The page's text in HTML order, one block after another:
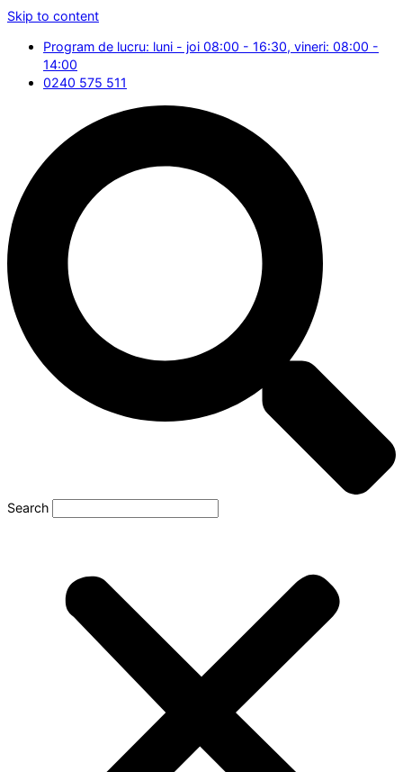
Skip to content
Program de lucru: luni - joi 08:00 - 16:30, vineri: 08:00 -
14:00
0240 575 511
Search